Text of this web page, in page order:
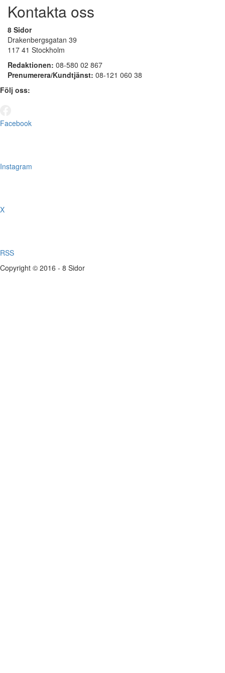
Kontakta oss
8 Sidor
Drakenbergsgatan 39
117 41 Stockholm
Redaktionen: 08-580 02 867
Prenumerera/Kundtjänst: 08-121 060 38
Följ oss:
Facebook
Instagram
X
RSS
Copyright © 2016 - 8 Sidor